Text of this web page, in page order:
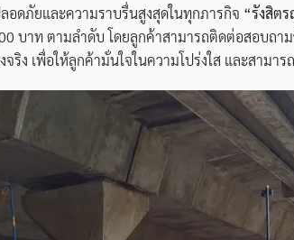
ดภัยและความราบรื่นสูงสุดในทุกภารกิจ “รังสิตร
บาท ตามลำดับ โดยลูกค้าสามารถติดต่อสอบถ
ง เพื่อให้ลูกค้ามั่นใจในความโปร่งใส และสามา